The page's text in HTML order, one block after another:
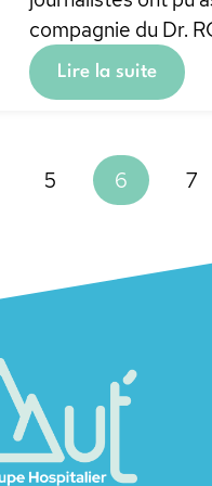
compagnie du Dr.
Lire la suite
5 6 7